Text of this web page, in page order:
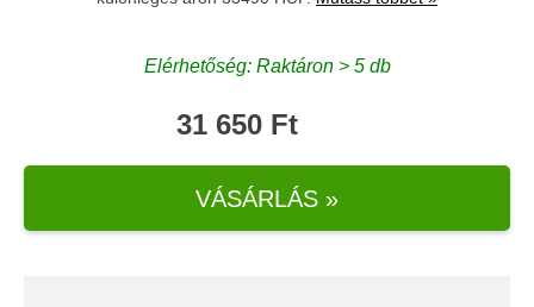
Elérhetőség: Raktáron > 5 db
31 650 Ft
VÁSÁRLÁS »